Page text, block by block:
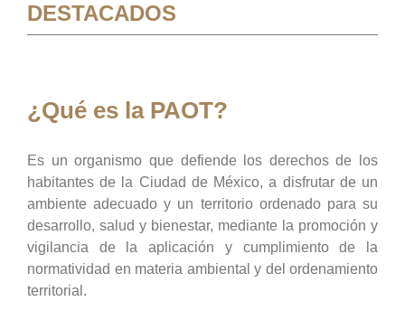
DESTACADOS
¿Qué es la PAOT?
Es un organismo que defiende los derechos de los
habitantes de la Ciudad de México, a disfrutar de un
ambiente adecuado y un territorio ordenado para su
desarrollo, salud y bienestar, mediante la promoción y
vigilancia de la aplicación y cumplimiento de la
normatividad en materia ambiental y del ordenamiento
territorial.